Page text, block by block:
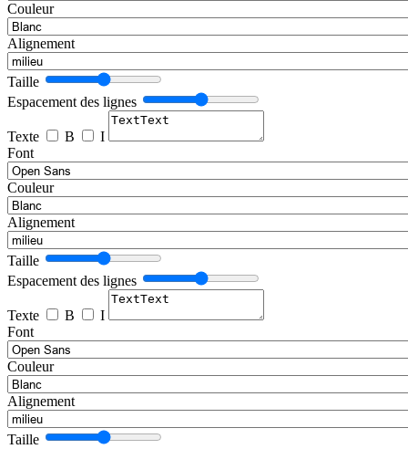
Couleur
Alignement
Taille
Espacement des lignes
Texte B
I
Font
Couleur
Alignement
Taille
Espacement des lignes
Texte B
I
Font
Couleur
Alignement
Taille